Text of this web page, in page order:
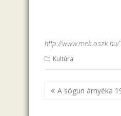
http://
Kultúra
B
e
A sógun árnyéka